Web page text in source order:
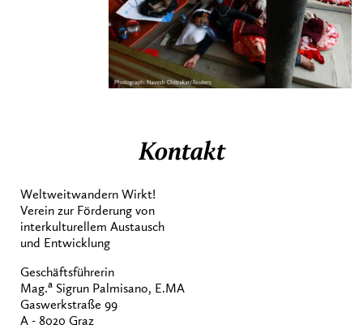
Kontakt
Weltweitwandern Wirkt!
Verein zur Förderung von
interkulturellem Austausch
und Entwicklung
Geschäftsführerin
Mag.a Sigrun Palmisano, E.MA
Gaswerkstraße 99
A - 8020 Graz